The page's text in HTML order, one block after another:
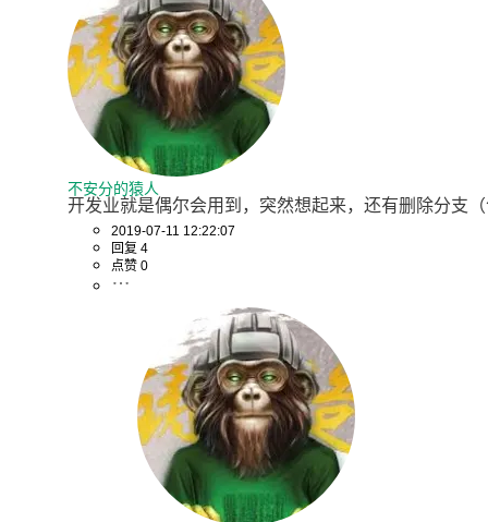
不安分的猿人
开发业就是偶尔会用到，突然想起来，还有删除分支
2019-07-11 12:22:07
回复 4
点赞 0